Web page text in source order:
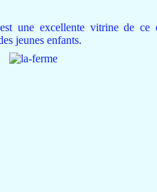
une excellente vitrine de
jeunes enfants.